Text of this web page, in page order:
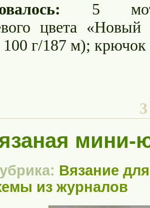
5
цвета «Новый
100 г/187 м);
мини-
Вязание
из журналов